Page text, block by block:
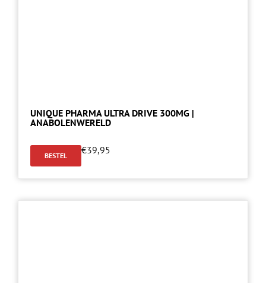
UNIQUE PHARMA ULTRA DRIVE 300MG |
ANABOLENWERELD
BESTEL €39,95